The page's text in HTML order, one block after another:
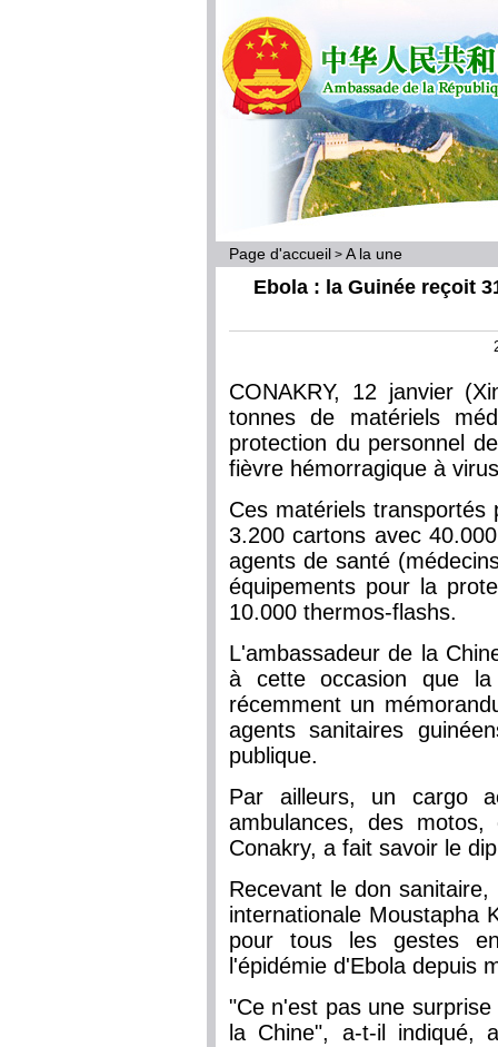
Page d'accueil > A la une
Ebola : la Guinée reçoit
CONAKRY, 12 janvier
tonnes de matériels
protection du personnel
fièvre hémorragique à
Ces matériels
3.200 cartons avec
agents de santé
équipements pour la
10.000 thermos-flashs.
L'ambassadeur de la
à cette occasion que
récemment un
agents sanitaires
publique.
Par ailleurs, un cargo
ambulances, des
Conakry, a fait savoir le
Recevant le don
internationale Moustapha
pour tous les gestes
l'épidémie d'Ebola depuis
"Ce n'est pas une
la Chine", a-t-il indiqué,